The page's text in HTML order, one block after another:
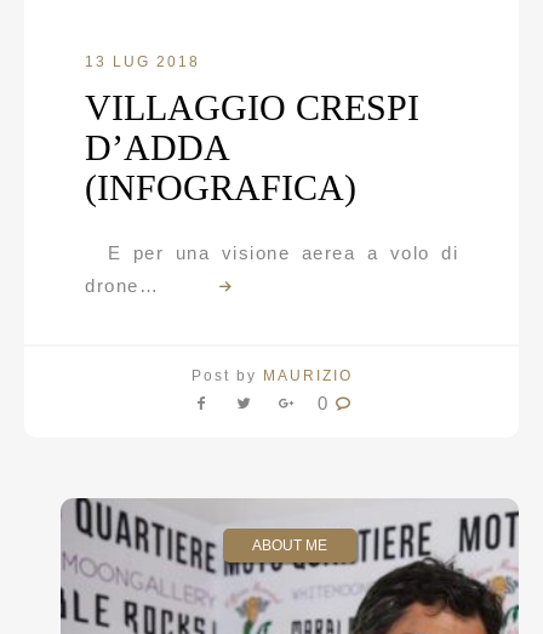
13 LUG 2018
VILLAGGIO CRESPI
D’ADDA
(INFOGRAFICA)
E per una visione aerea a volo di
drone…
Post by MAURIZIO
0
ABOUT ME